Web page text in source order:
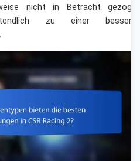
nicht in Betracht
zu einer